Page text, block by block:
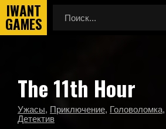
Главная
Новые игры
The 11th Hour
The 11th Hour
Ужасы, Приключение, Головоломка,
Детектив